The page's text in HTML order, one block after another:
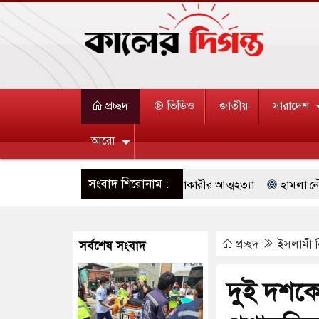
প্রচ্ছদ ভিডিও জাতীয় সারাদেশ
আরো
সংবাদ শিরোনাম :
গুলিতে শিক্ষক নিহত, হামলাকারীর আত্মহত্যা হামলা নৌ চালালে
বা না থাকুক, ইরানে একক সামরিক পদক্ষেপের ইঙ্গিত বায়তুল
জনপ্রিয় ভারতীয় সাংবাদিক ময়ূখ রঞ্জন ঘোষ ভুল তথ্যে শোন
নতুন বাংলাদেশের পথচলার কেন্দ্র হবে: ড. ইউনূস সৌরবিদ্যুৎসহ
প্রচ্ছদ ইসলামী
দুই
সর্বশেষ সংবাদ